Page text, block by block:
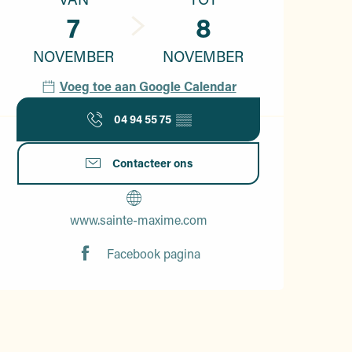
7
NOVEMBER
8
NOVEMBER
Voeg toe aan Google Calendar
04 94 55 75 ▒▒
Contacteer ons
www.sainte-maxime.com
Facebook pagina